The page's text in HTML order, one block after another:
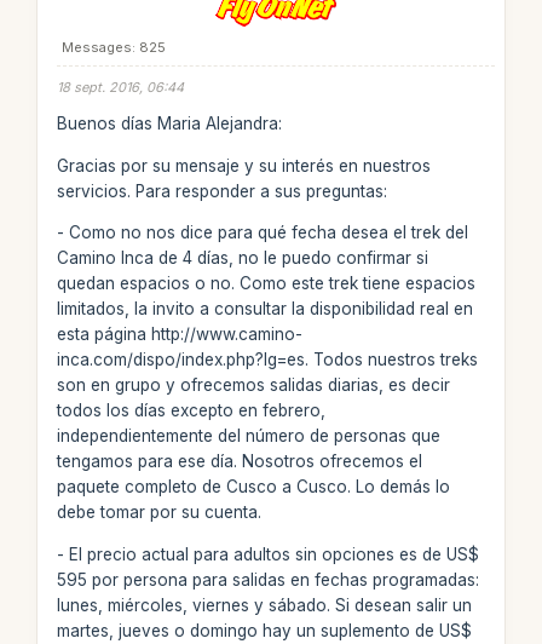
Messages: 825
18 sept. 2016, 06:44
Buenos días Maria Alejandra:
Gracias por su mensaje y su interés en nuestros
servicios. Para responder a sus preguntas:
- Como no nos dice para qué fecha desea el trek del
Camino Inca de 4 días, no le puedo confirmar si
quedan espacios o no. Como este trek tiene espacios
limitados, la invito a consultar la disponibilidad real en
esta página http://www.camino-
inca.com/dispo/index.php?lg=es. Todos nuestros treks
son en grupo y ofrecemos salidas diarias, es decir
todos los días excepto en febrero,
independientemente del número de personas que
tengamos para ese día. Nosotros ofrecemos el
paquete completo de Cusco a Cusco. Lo demás lo
debe tomar por su cuenta.
- El precio actual para adultos sin opciones es de US$
595 por persona para salidas en fechas programadas:
lunes, miércoles, viernes y sábado. Si desean salir un
martes, jueves o domingo hay un suplemento de US$